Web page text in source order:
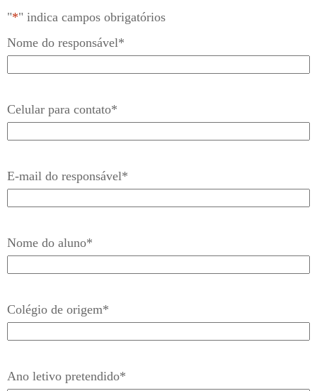
"*" indica campos obrigatórios
Nome do responsável*
Celular para contato*
E-mail do responsável*
Nome do aluno*
Colégio de origem*
Ano letivo pretendido*